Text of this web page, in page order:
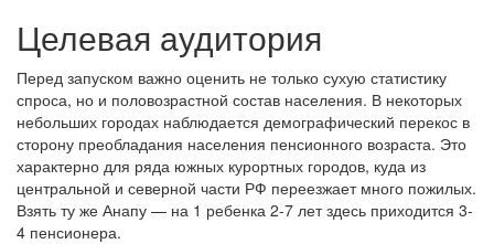
Целевая аудитория
Перед запуском важно оценить не только сухую статистику
спроса, но и половозрастной состав населения. В некоторых
небольших городах наблюдается демографический перекос в
сторону преобладания населения пенсионного возраста. Это
характерно для ряда южных курортных городов, куда из
центральной и северной части РФ переезжает много пожилых.
Взять ту же Анапу — на 1 ребенка 2-7 лет здесь приходится 3-
4 пенсионера.